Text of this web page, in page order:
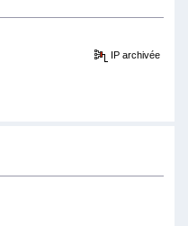
IP archivée